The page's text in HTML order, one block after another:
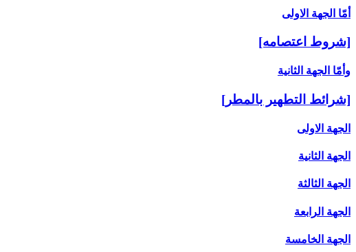
أمّا الجهة الاولى‏
[شروط اعتصامه‏]
وأمّا الجهة الثانية
[شرائط التطهير بالمطر]
الجهة الاولى
الجهة الثانية
الجهة الثالثة
الجهة الرابعة
الجهة الخامسة